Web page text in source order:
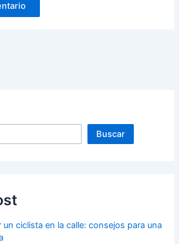
Buscar
ciclista en la calle: consejos para una